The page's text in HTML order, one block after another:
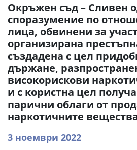
Окръжен съд – Сливен
споразумение по
лица, обвинени за
организирана
създадена с цел
държане,
високорискови
и с користна цел
парични облаги от
наркотичните
3 ноември 2022